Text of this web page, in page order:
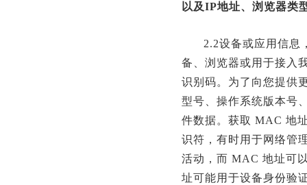
以及IP地址、浏览器类
2.2设备或应用信息
备、浏览器或用于接入
识别码。为了向您提供
型号、操作系统版本号
件数据。获取 MAC 地
识符，有时用于网络管
活动，而 MAC 地址可
址可能用于设备身份验